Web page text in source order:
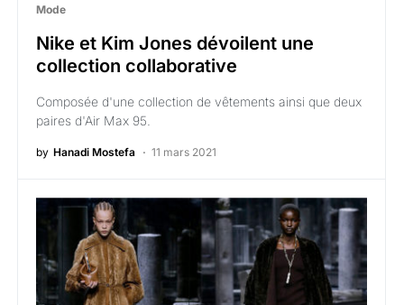
Mode
Nike et Kim Jones dévoilent une
collection collaborative
Composée d'une collection de vêtements ainsi que deux
paires d'Air Max 95.
by Hanadi Mostefa 11 mars 2021